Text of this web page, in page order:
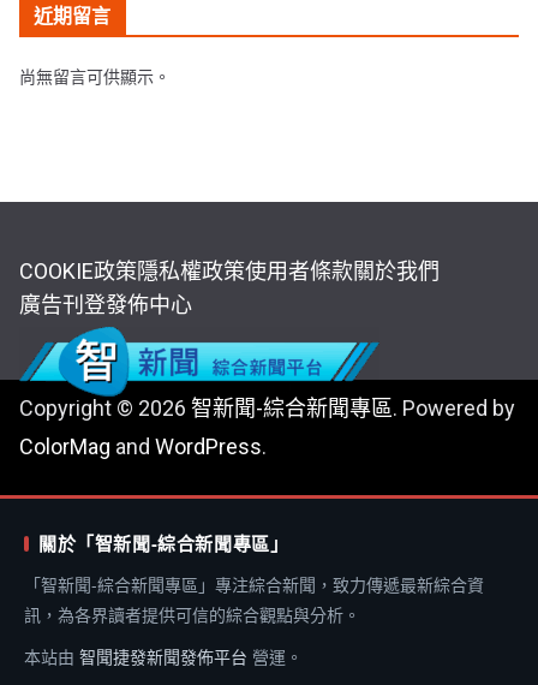
近期留言
尚無留言可供顯示。
COOKIE政策隱私權政策使用者條款關於我們
廣告刊登發佈中心
Copyright © 2026 智新聞-綜合新聞專區. Powered by
ColorMag and WordPress.
關於「智新聞-綜合新聞專區」
「智新聞-綜合新聞專區」專注綜合新聞，致力傳遞最新綜合資
訊，為各界讀者提供可信的綜合觀點與分析。
本站由 智聞捷發新聞發佈平台 營運。